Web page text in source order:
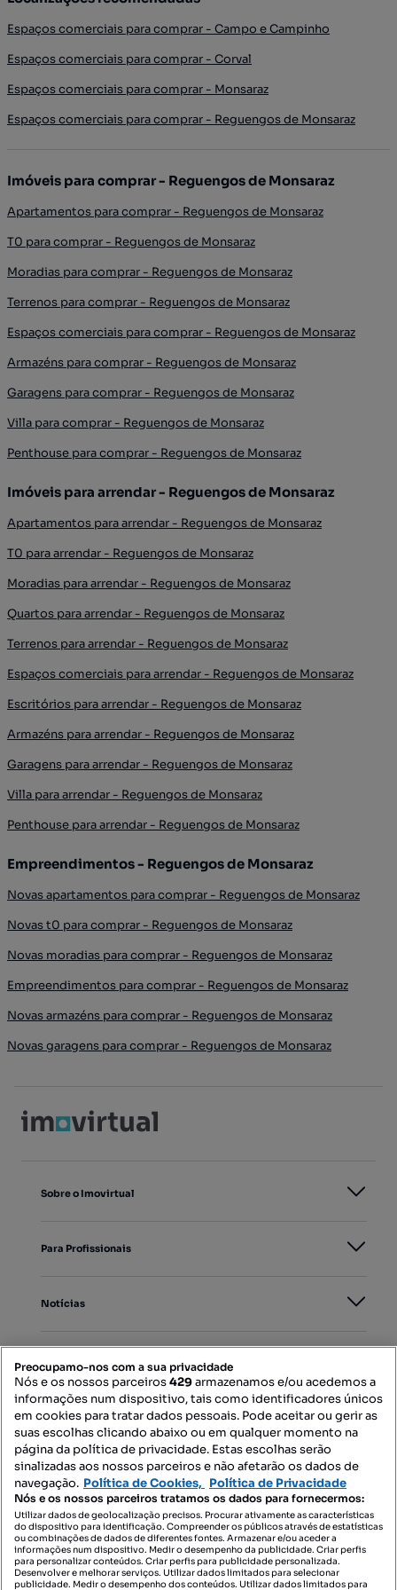
Espaços comerciais para comprar - Campo e Campinho
Espaços comerciais para comprar - Corval
Espaços comerciais para comprar - Monsaraz
Espaços comerciais para comprar - Reguengos de Monsaraz
Imóveis para comprar - Reguengos de Monsaraz
Apartamentos para comprar - Reguengos de Monsaraz
T0 para comprar - Reguengos de Monsaraz
Moradias para comprar - Reguengos de Monsaraz
Terrenos para comprar - Reguengos de Monsaraz
Espaços comerciais para comprar - Reguengos de Monsaraz
Armazéns para comprar - Reguengos de Monsaraz
Garagens para comprar - Reguengos de Monsaraz
Villa para comprar - Reguengos de Monsaraz
Penthouse para comprar - Reguengos de Monsaraz
Imóveis para arrendar - Reguengos de Monsaraz
Apartamentos para arrendar - Reguengos de Monsaraz
T0 para arrendar - Reguengos de Monsaraz
Moradias para arrendar - Reguengos de Monsaraz
Quartos para arrendar - Reguengos de Monsaraz
Terrenos para arrendar - Reguengos de Monsaraz
Espaços comerciais para arrendar - Reguengos de Monsaraz
Escritórios para arrendar - Reguengos de Monsaraz
Armazéns para arrendar - Reguengos de Monsaraz
Garagens para arrendar - Reguengos de Monsaraz
Villa para arrendar - Reguengos de Monsaraz
Penthouse para arrendar - Reguengos de Monsaraz
Empreendimentos - Reguengos de Monsaraz
Novas apartamentos para comprar - Reguengos de Monsaraz
Novas t0 para comprar - Reguengos de Monsaraz
Novas moradias para comprar - Reguengos de Monsaraz
Empreendimentos para comprar - Reguengos de Monsaraz
Novas armazéns para comprar - Reguengos de Monsaraz
Novas garagens para comprar - Reguengos de Monsaraz
Sobre o Imovirtual
Para Profissionais
Notícias
Mapa do Site
Contacte-nos
SIGA-NOS:
Preocupamo-nos com a sua privacidade
Nós e os nossos parceiros429armazenamos e/ou acedemos a
informações num dispositivo, tais como identificadores únicos
em cookies para tratar dados pessoais. Pode aceitar ou gerir as
suas escolhas clicando abaixo ou em qualquer momento na
página da política de privacidade. Estas escolhas serão
sinalizadas aos nossos parceiros e não afetarão os dados de
navegação. Política de Cookies, Política de Privacidade
Nós e os nossos parceiros tratamos os dados para fornecermos:
Utilizar dados de geolocalização precisos. Procurar ativamente as características
do dispositivo para identificação. Compreender os públicos através de estatísticas
ou combinações de dados de diferentes fontes. Armazenar e/ou aceder a
informações num dispositivo. Medir o desempenho da publicidade. Criar perfis
para personalizar conteúdos. Criar perfis para publicidade personalizada.
Desenvolver e melhorar serviços. Utilizar dados limitados para selecionar
publicidade. Medir o desempenho dos conteúdos. Utilizar dados limitados para